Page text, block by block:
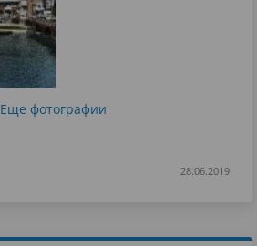
Еще фотографии
28.06.2019